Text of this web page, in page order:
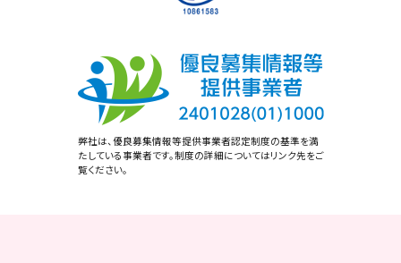
弊社は、優良募集情報等提供事業者認定制度の基準を満
たしている事業者です。制度の詳細についてはリンク先をご
覧ください。